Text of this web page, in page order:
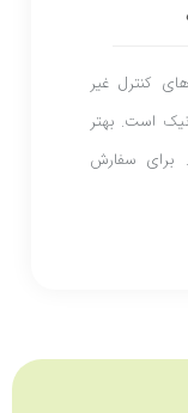
کنترل غیر
است. بهتر
برای سفارش